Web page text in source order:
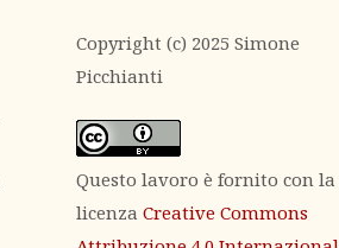
Copyright (c) 2025 Simone
Picchianti
Questo lavoro è fornito con la
licenza Creative Commons